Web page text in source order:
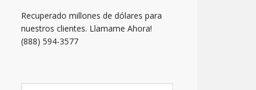
Recuperado millones de dólares para
nuestros clientes. Llamame Ahora!
(888) 594-3577